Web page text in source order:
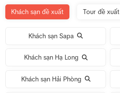
Khách sạn đề xuất Tour đề xuất
Khách sạn Sapa
Khách sạn Hạ Long
Khách sạn Hải Phòng